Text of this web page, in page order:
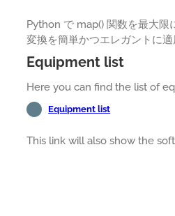
Python で map() 関数を最大限
変換を簡単かつエレガントに適
Equipment list
Here you can find the list of
Equipment list
This link will also show the